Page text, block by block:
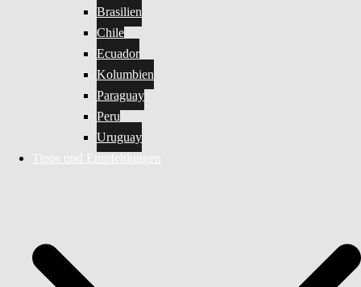
Brasilien
Chile
Ecuador
Kolumbien
Paraguay
Peru
Uruguay
Tipps und Empfehlungen